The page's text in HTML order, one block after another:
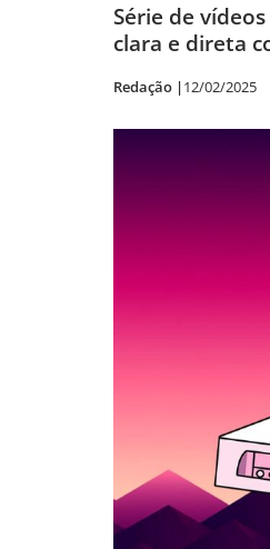
Série de
clara e direta
Redação |12/02/2025